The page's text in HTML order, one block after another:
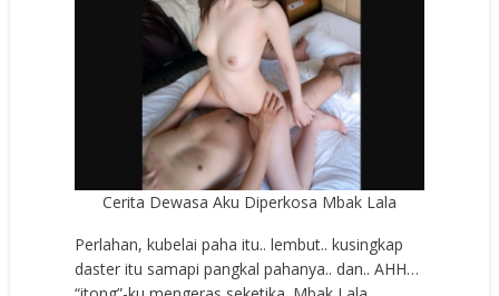
Cerita Dewasa Aku Diperkosa Mbak Lala
Perlahan, kubelai paha itu.. lembut.. kusingkap
daster itu samapi pangkal pahanya.. dan.. AHH…